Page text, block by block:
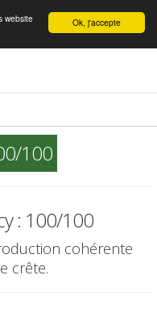
English Ok, j'accepte
website
100
: 100/100
cohérente
crête.